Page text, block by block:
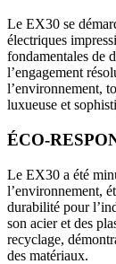
Le EX30 se
électriques
fondamentales de
l’engagement
l’environnement,
luxueuse et
ÉCO-
Le EX30 a été
l’environnement,
durabilité pour
son acier et des
recyclage,
des matériaux.